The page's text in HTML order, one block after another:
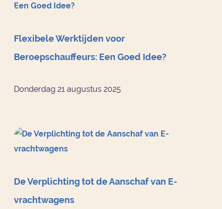
Flexibele Werktijden voor
Beroepschauffeurs: Een Goed Idee?
Donderdag 21 augustus 2025
De Verplichting tot de Aanschaf van E-
vrachtwagens